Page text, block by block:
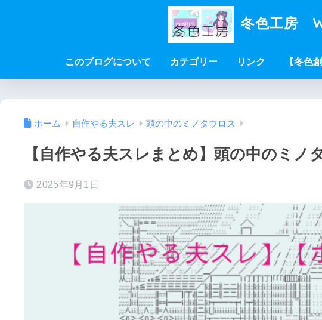
冬色工房
このブログについて カテゴリー リンク 【冬色
ホーム 自作やる夫スレ 頭の中のミノタウロス
【自作やる夫スレまとめ】頭の中のミノ
2025年9月1日